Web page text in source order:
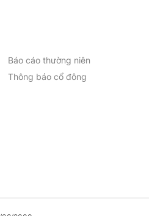
Báo cáo thường niên
Thông báo cổ đông